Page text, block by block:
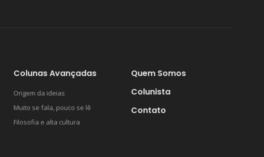
Colunas Avançadas
Origem da ideias
Muito se fala, pouco se lê
Filosofia e alta cultura
Quem Somos
Colunista
Contato